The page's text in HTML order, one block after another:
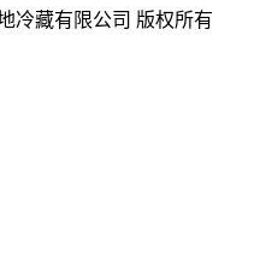
冷藏有限公司 版权所有